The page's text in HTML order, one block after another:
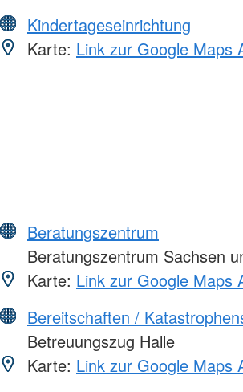
Kindertageseinrichtung
Karte: Link zur Google Maps
Beratungszentrum
Beratungszentrum Sachsen
Karte: Link zur Google Maps
Bereitschaften /
Betreuungszug Halle
Karte: Link zur Google Maps